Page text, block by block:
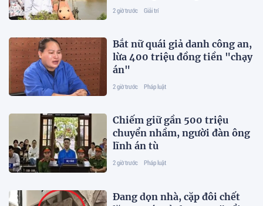
2 giờ trước Giải trí
Bắt nữ quái giả danh công an,
lừa 400 triệu đồng tiền "chạy
án"
2 giờ trước Pháp luật
Chiếm giữ gần 500 triệu
chuyển nhầm, người đàn ông
lĩnh án tù
2 giờ trước Pháp luật
Đang dọn nhà, cặp đôi chết